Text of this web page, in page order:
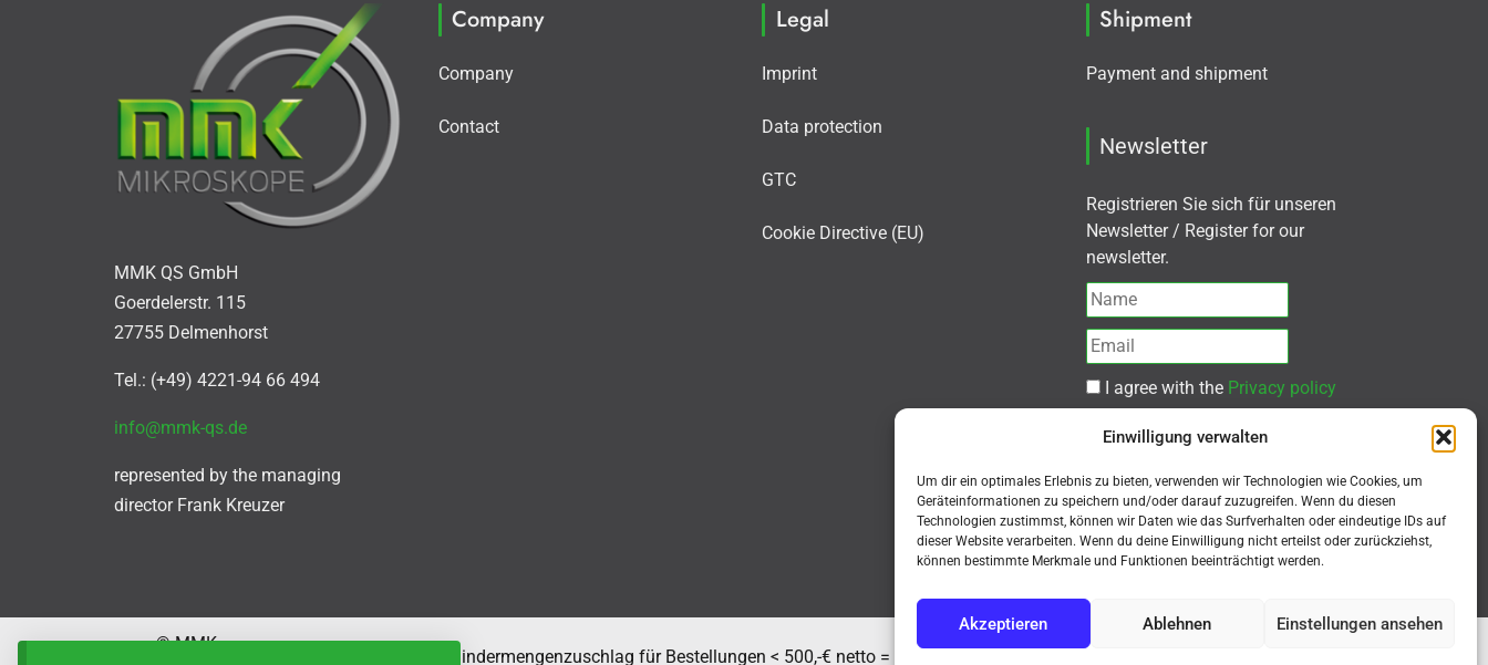
Einwilligung verwalten
Um dir ein optimales Erlebnis zu bieten, verwenden wir Technologien wie Cookies, um
Geräteinformationen zu speichern und/oder darauf zuzugreifen. Wenn du diesen
Technologien zustimmst, können wir Daten wie das Surfverhalten oder eindeutige IDs auf
dieser Website verarbeiten. Wenn du deine Einwilligung nicht erteilst oder zurückziehst,
können bestimmte Merkmale und Funktionen beeinträchtigt werden.
Akzeptieren Ablehnen Einstellungen ansehen
MMK QS GmbH
Goerdelerstr. 115
27755 Delmenhorst
Tel.: (+49) 4221-94 66 494
info@mmk-qs.de
represented by the managing
director Frank Kreuzer
Company
Company
Contact
Legal
Imprint
Data protection
GTC
Cookie Directive (EU)
Shipment
Payment and shipment
Newsletter
Registrieren Sie sich für unseren
Newsletter / Register for our
newsletter.
I agree with the Privacy policy
Subscribe
© MMK
Kauf auf Rechnung, Mindermengenzuschlag für Bestellungen < 500,-€ netto = 50,-€. Nur für gewerbliche Endkunden (B2B) / Purchase on